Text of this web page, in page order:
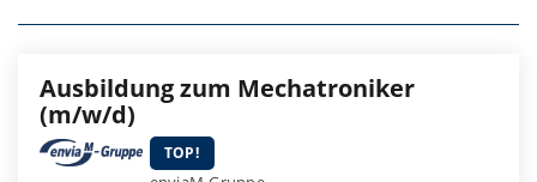
Ausbildung zum Mechatroniker
(m/w/d)
TOP!